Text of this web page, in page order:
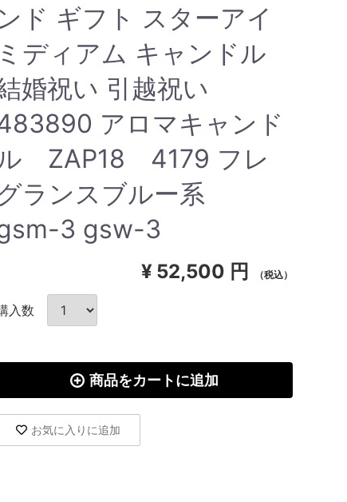
ンド ギフト スターアイ
ミディアム キャンドル
婚祝い 引越祝い
アロマキャンド
ZAP18 4179 フレ
ランスブルー系
3 gsw-3
¥ 52,500 円 （税込）
入数
商品をカートに追加
お気に入りに追加